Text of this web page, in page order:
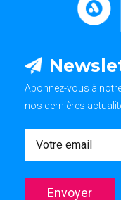
Abonnez-vous à
nos dernières
Envoyer